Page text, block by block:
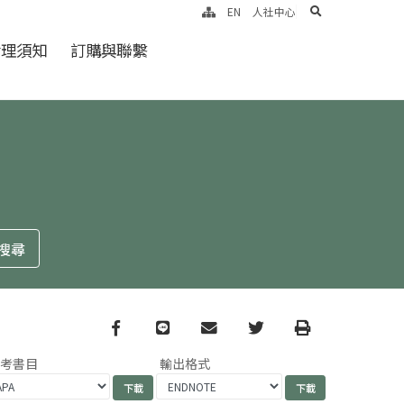
須知 訂購與聯繫
EN 人社中心 search
Facebook
line email TwitterPrint
書目 輸出格式